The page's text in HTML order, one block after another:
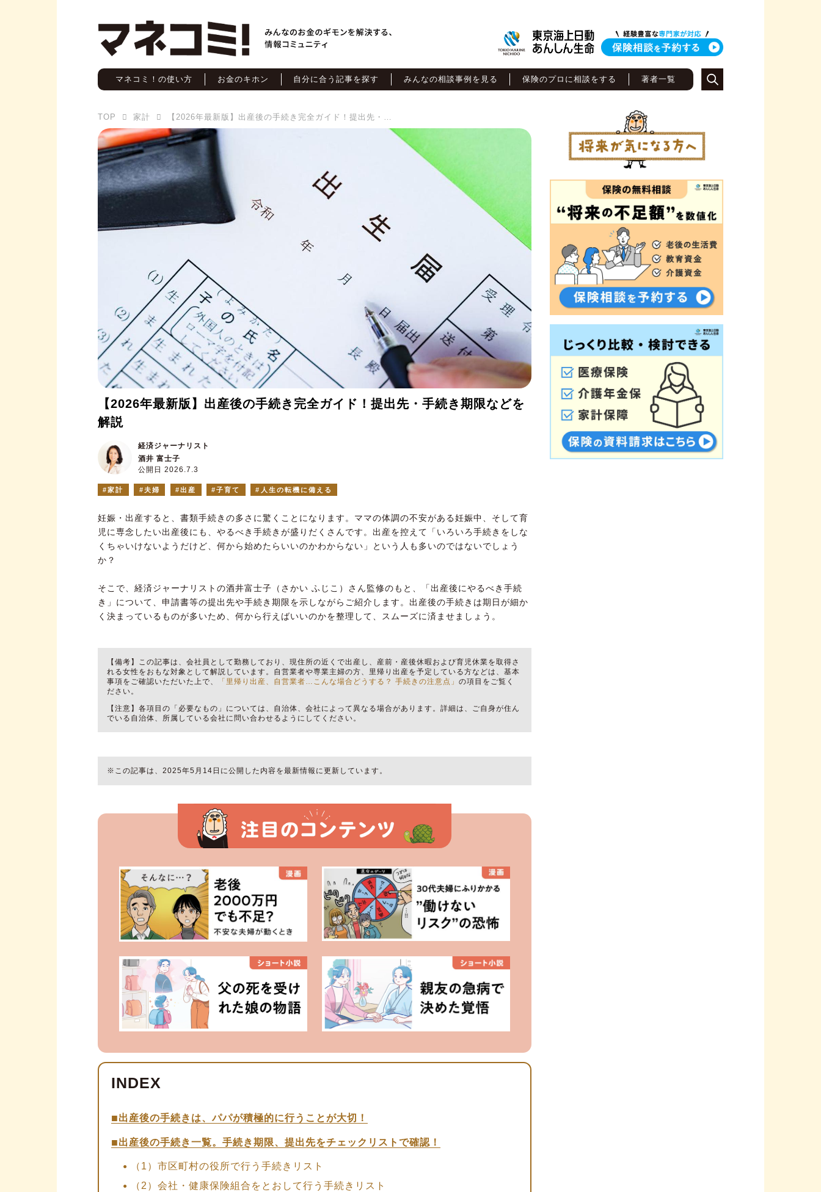
マネコミ！の使い方 お金のキホン 自分に合う記事を探す みんなの相談事例を見る 保険のプロに相談をする 著者一覧
TOP 家計 【2026年最新版】出産後の手続き完全ガイド！提出先・手続き期限などを解説
【2026年最新版】出産後の手続き完全ガイド！提出先・手続き期限などを
解説
公開日 2026.7.3
経済ジャーナリスト
酒井 富士子
家計 夫婦 出産 子育て 人生の転機に備える
妊娠・出産すると、書類手続きの多さに驚くことになります。ママの体調の不安がある妊娠中、そして育
児に専念したい出産後にも、やるべき手続きが盛りだくさんです。出産を控えて「いろいろ手続きをしな
くちゃいけないようだけど、何から始めたらいいのかわからない」という人も多いのではないでしょう
か？
そこで、 経済ジャーナリスト の酒井富士子（さかい ふじこ）さん監修のもと、「出産後にやるべき手続
き」について、申請書等の提出先や手続き期限を示しながらご紹介します。出産後の手続きは期日が細か
く決まっているものが多いため、何から行えばいいのかを整理して、スムーズに済ませましょう。
【備考】この記事は、会社員として勤務しており、現住所の近くで出産し、産前・産後休暇および育児休業を取得さ
れる女性をおもな対象として解説しています。自営業者や専業主婦の方、里帰り出産を予定している方などは、基本
事項をご確認いただいた上で、
「里帰り出産、自営業者…こんな場合どうする？ 手続きの注意点」の項目をご覧く
ださい。
【注意】各項目の「必要なもの」については、自治体、会社によって異なる場合があります。詳細は、ご自身が住ん
でいる自治体、所属している会社に問い合わせるようにしてください。
※この記事は、2025年5月14日に公開した内容を最新情報に更新しています。
出産後の手続きは、パパが積極的に行うことが大切！
出産後の手続き一覧。手続き期限、提出先をチェックリストで確認！
（1）市区町村の役所で行う手続きリスト
（2）会社・健康保険組合をとおして行う手続きリスト